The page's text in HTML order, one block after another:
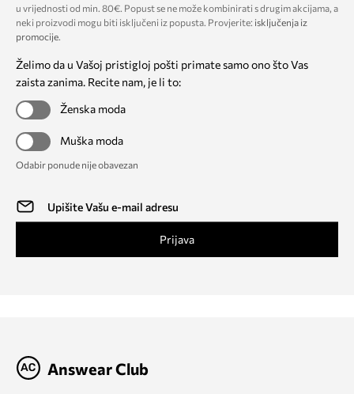
u vrijednosti od min. 80€. Popust se ne može kombinirati s drugim akcijama, a
neki proizvodi mogu biti isključeni iz popusta. Provjerite: isključenja iz
promocije.
Želimo da u Vašoj pristigloj pošti primate samo ono što Vas
zaista zanima. Recite nam, je li to:
Ženska moda
Muška moda
Odabir ponude nije obavezan
Prijava
Answear Club